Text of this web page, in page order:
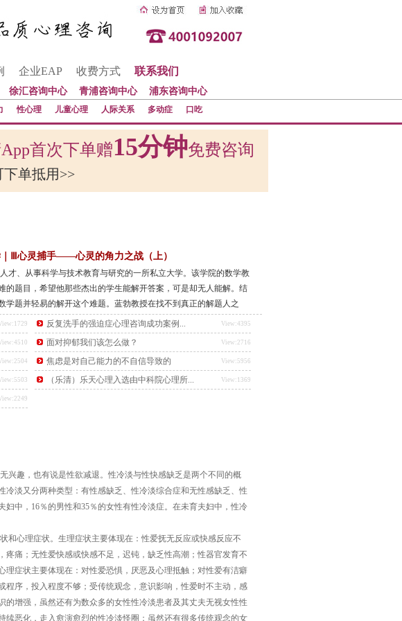
企业EAP 收费方式 联系我们
徐汇咨询中心 青浦咨询中心 浦东咨询中心
性心理 儿童心理 人际关系 多动症 口吃
首次下单赠15分钟免费咨询
下单抵用>>
｜Ⅲ心灵捕手——心灵的角力之战（上）
才、从事科学与技术教育与研究的一所私立大学。该学院的数学教
的题目，希望他那些杰出的学生能解开答案，可是却无人能解。结
题并轻易的解开这个难题。蓝勃教授在找不到真正的解题人之
。
View:4395
反复洗手的强迫症心理咨询成功案例...
View:2716
面对抑郁我们该怎么做？
View:5956
焦虑是对自己能力的不自信导致的
View:1369
（乐清）乐天心理入选由中科院心理所...
趣，也有说是性欲减退。性冷淡与性快感缺乏是两个不同的概
淡又分两种类型：有性感缺乏、性冷淡综合症和无性感缺乏、性
中，16％的男性和35％的女性有性冷淡症。在未育夫妇中，性冷
心理症状。生理症状主要体现在：性爱抚无反应或快感反应不
疼痛；无性爱快感或快感不足，迟钝，缺乏性高潮；性器官发育不
理症状主要体现在：对性爱恐惧，厌恶及心理抵触；对性爱有洁癖
程序，投入程度不够；受传统观念，意识影响，性爱时不主动，感
增强，虽然还有为数众多的女性性冷淡患者及其丈夫无视女性性
续恶化，走入愈演愈烈的性冷淡怪圈；虽然还有很多传统观念的女